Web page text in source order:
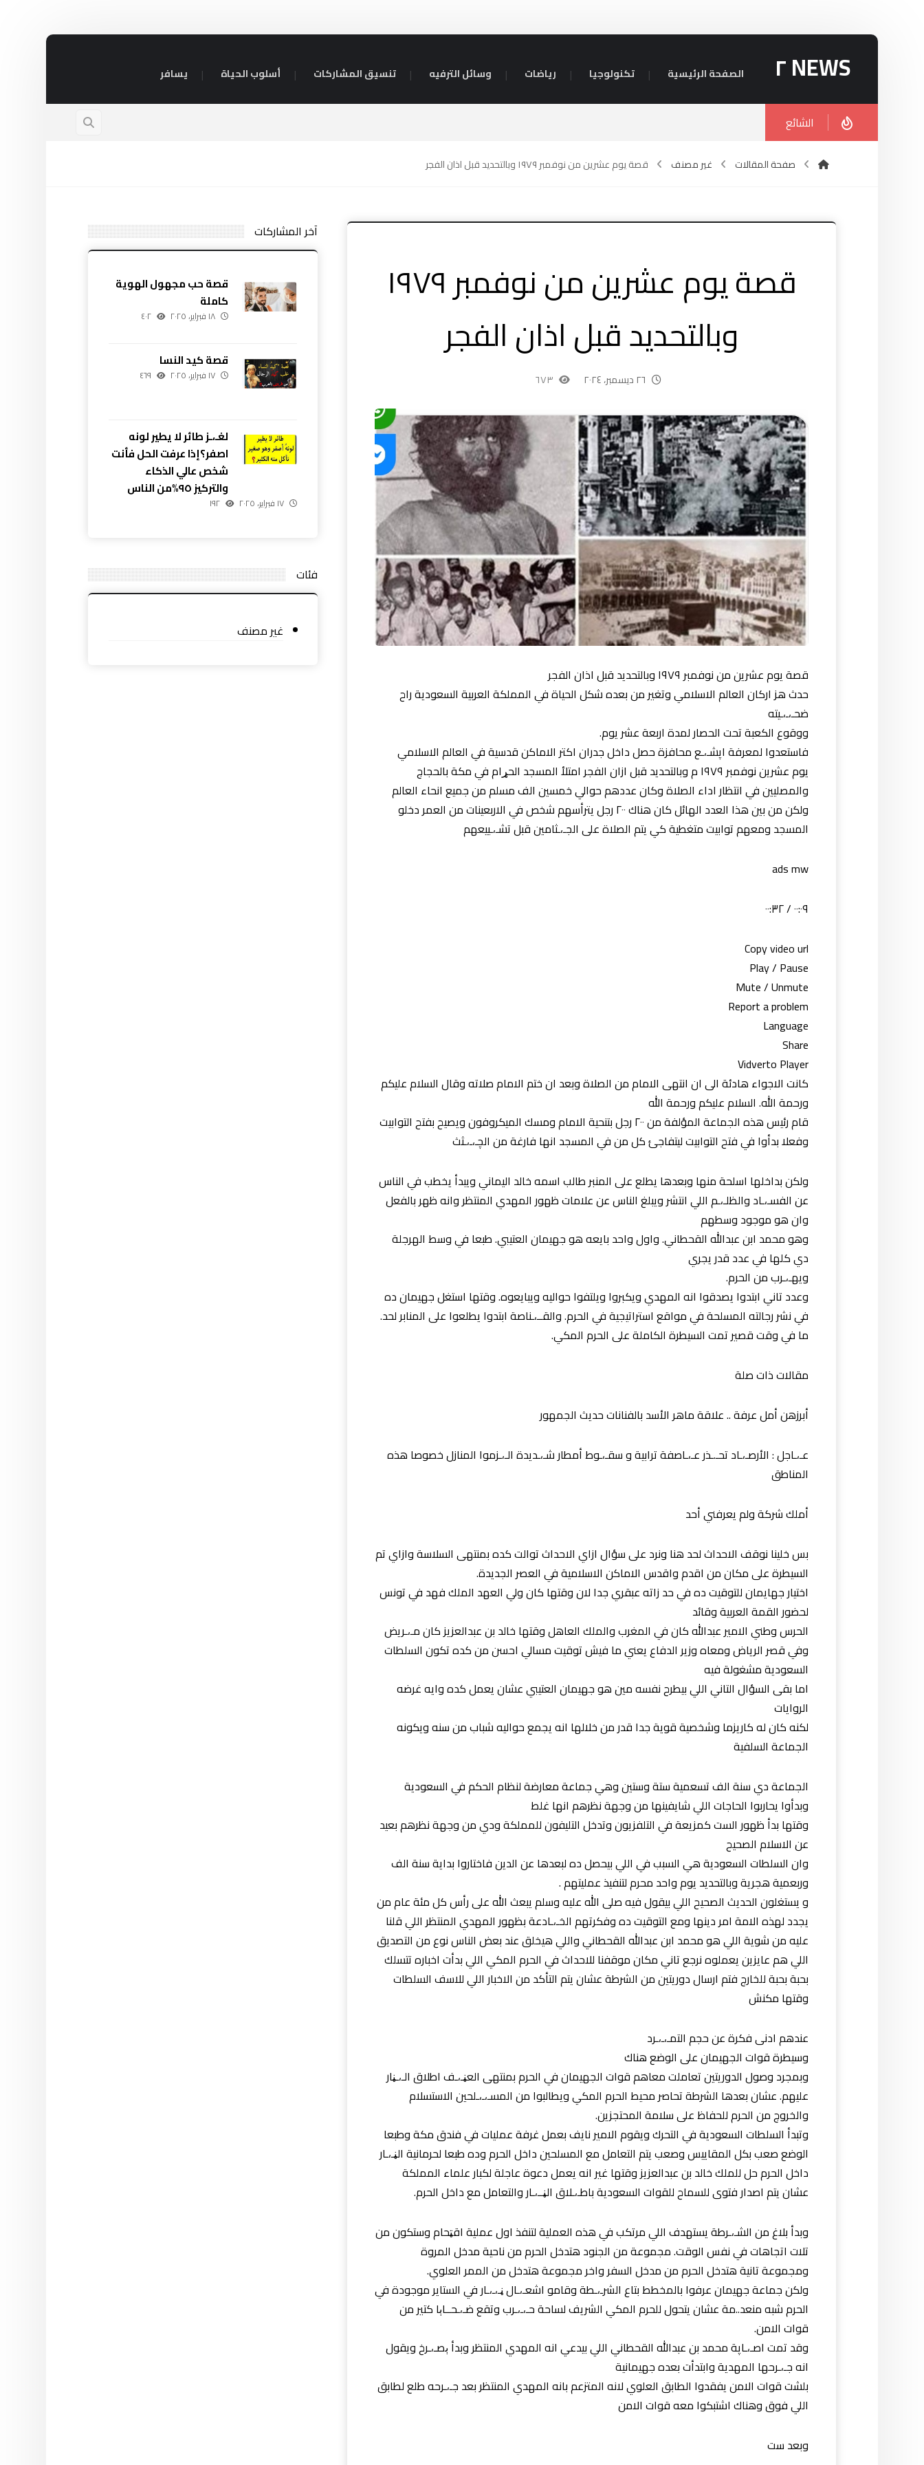
NEWS ٢ الصفحة الرئيسية تكنولوجيا رياضات وسائل الترفيه تنسيق المشاركات أسلوب الحياة يسافر
الشائع
صفحة المقالات غير مصنف قصة يوم عشرين من نوفمبر ١٩٧٩ وبالتحديد قبل اذان الفجر
قصة يوم عشرين من نوفمبر ١٩٧٩
وبالتحديد قبل اذان الفجر
٢٦ ديسمبر، ٢٠٢٤ ٦٧٣
قصة يوم عشرين من نوفمبر ١٩٧٩ وبالتحديد قبل اذان الفجر
حدث هز اركان العالم الاسلامي وتغير من بعده شكل الحياة في المملكة العربية السعودية راح
ضحـ،ـ،ـيته
ووقوع الكعبة تحت الحصار لمدة اربعة عشر يوم.
فاستعدوا لمعرفة اپشـ،ـع محافزة حصل داخل جدران اكتر الاماكن قدسية في العالم الاسلامي
يوم عشرين نوفمبر ١٩٧٩ م وبالتحديد قبل ازان الفجر امتلأ المسجد الحړام في مكة بالحجاج
والمصليين في انتظار اداء الصلاة وكان عددهم حوالي خمسين الف مسلم من جميع انحاء العالم
ولكن من بين هذا العدد الهائل كان هناك ٢٠٠ رجل يترأسهم شخص في الاربعينات من العمر دخلو
المسجد ومعهم توابيت متغطية كي يتم الصلاة على الجـ،ـثامين قبل تشـ،ـييعهم
ads mw
٠٠:٠٩ / ٠٠:٣٢
Copy video url
Play / Pause
Mute / Unmute
Report a problem
Language
Share
Vidverto Player
كانت الاجواء هادئة الى ان انتهى الامام من الصلاة وبعد ان ختم الامام صلاته وقال السلام عليكم
ورحمة الله. السلام عليكم ورحمة الله
قام رئيس هذه الجماعة المؤلفة من ٢٠٠ رجل بتنحية الامام ومسك الميكروفون ويصيح بفتح التوابيت
وفعلا بدأوا في فتح التوابيت ليتفاجئ كل من في المسجد انها فارغة من الچـ،ـ،ـثث
ولكن بداخلها اسلحة منها وبعدها يطلع على المنبر طالب اسمه خالد اليماني ويبدأ يخطب في الناس
عن الفسـ،ـاد والظلـ،ـم اللي انتشر ويبلغ الناس عن علامات ظهور المهدي المنتظر وانه ظهر بالفعل
وان هو موجود وسطهم
وهو محمد ابن عبدالله القحطاني. واول واحد بايعه هو جهيمان العتيبي. طبعا في وسط الهرجلة
دي كلها في عدد قدر يجري
ويهـ،ـرب من الحرم.
وعدد تاني ابتدوا يصدقوا انه المهدي ويكبروا ويلتفوا حواليه ويبايعوه. وقتها استغل جهيمان ده
في نشر رجالته المسلحة في مواقع استراتيجية في الحرم. والقــ،ـناصة ابتدوا يطلعوا على المنابر لحد.
ما في وقت قصير تمت السيطرة الكاملة على الحرم المكي.
مقالات ذات صلة
أبرزهن أمل عرفة .. علاقة ماهر الأسد بالفنانات حديث الجمهور
عـ،ـاجل : الأرصـ،ـاد تحـ.ـذر عـ،ـاصفة ترابية و سقـ،ـوط أمطار شـ،ـديدة الـ،ـزموا المنازل خصوصا هذه
المناطق
أملك شركة ولم يعرفني أحد
بس خلينا نوقف الاحداث لحد هنا ونرد على سؤال ازاي الاحداث توالت كده بمنتهى السلاسة وازاي تم
السيطرة على مكان من اقدم واقدس الاماكن الاسلامية في العصر الجديدة.
اختيار جهايمان للتوقيت ده في حد زاته عبقري جدا لان وقتها كان ولي العهد الملك فهد في تونس
لحضور القمة العربية وقائد
الحرس وطني الامير عبدالله كان في المغرب والملك العاهل وقتها خالد بن عبدالعزيز كان مـ،ـريض
وفي قصر الرياض ومعاه وزير الدفاع يعني ما فيش توقيت مسالي احسن من كده تكون السلطات
السعودية مشغولة فيه
اما بقى السؤال التاني اللي بيطرح نفسه مين هو جهيمان العتيبي عشان يعمل كده وايه غرضه
الروايات
لكنه كان له كاريزما وشخصية قوية جدا قدر من خلالها انه يجمع حواليه شباب من سنه ويكونه
الجماعة السلفية
الجماعة دي سنة الف تسعمية ستة وستين وهي جماعة معارضة لنظام الحكم في السعودية
وبدأوا يحاربوا الحاجات اللي شايفينها من وجهة نظرهم انها غلط
وقتها بدأ ظهور الست كمزيعة في التلفزيون وتدخل التليفون للمملكة ودي من وجهة نظرهم بعيد
عن الاسلام الصحيح
وان السلطات السعودية هي السبب في اللي بيحصل ده لبعدها عن الدين فاختاروا بداية سنة الف
وربعمية هجرية وبالتحديد يوم واحد محرم لتنفيذ عمليتهم .
و يستغلون الحديث الصحيح اللي بيقول فيه صلى الله عليه وسلم يبعث الله على رأس كل مئة عام من
يجدد لهذه الامة امر دينها ومع التوقيت ده وفكرتهم الخـ،ـادعة بظهور المهدي المنتظر اللي قلنا
عليه من شوية اللي هو محمد ابن عبدالله القحطاني واللي هيخلق عند بعض الناس نوع من التصديق
اللي هم عايزين يعملوه نرجع تاني مكان موقفنا للاحداث في الحرم المكي اللي بدأت اخباره تتسلك
بحبة بحبة للخارج فتم ارسال دوريتين من الشرطة عشان يتم التأكد من الاخبار اللي للاسف السلطات
وقتها مكنش
عندهم ادنى فكرة عن حجم التمـ،ـ،ـرد
وسيطرة قوات الجهيمان على الوضع هناك
وبمجرد وصول الدوريتين تعاملت معاهم قوات الجهيمان في الحرم بمنتهى العڼـ،ـف اطلاق الـ،ـڼار
عليهم. عشان بعدها الشرطة تحاصر محيط الحرم المكي ويطالبوا من المسـ،ـ،ـلحين الاستسلام
والخروج من الحرم للحفاظ على سلامة المحتجزين.
وتبدأ السلطات السعودية في التحرك ويقوم الامير نايف بعمل غرفة عمليات في فندق مكة وطبعا
الوضع صعب بكل المقاييس وصعب يتم التعامل مع المسلحين داخل الحرم وده طبعا لحرمانية الڼـ،ـار
داخل الحرم حل للملك خالد بن عبدالعزيز وقتها غير انه يعمل دعوة عاجلة لكبار علماء المملكة
عشان يتم اصدار فتوى للسماح للقوات السعودية باطـ،ـلاق الڼــ،ـار والتعامل مع داخل الحرم.
وبدأ بلاغ من الشـ،ـرطة يستهدف اللي مرتكب في هذه العملية لتنفذ اول عملية اقټحام وستكون من
تلات اتجاهات في نفس الوقت. مجموعة من الجنود هتدخل الحرم من ناحية مدخل المروة
ومجموعة تانية هتدخل الحرم من مدخل السفر واخر مجموعة هتدخل من الممر العلوي.
ولكن جماعة جهيمان عرفوا بالمخطط بتاع الشرـ،ـطة وقامو اشعـ،ـال ڼـ،ـ،ـار في الستاير موجودة في
الحرم شبه منعد..مة عشان يتحول للحرم المكي الشريف لساحة حـ،ـ،ـرب وتقع ضـ،ـحــاېا كتير من
قوات الامن.
وقد تمت اصـ،ـاپة محمد بن عبدالله القحطاني اللي بيدعي انه المهدي المنتظر وبدأ ېصـ،ـرخ ويقول
انه جـ،ـرحها المهدية وابتدأت بعده جهيمانية
بلشت قوات الامن يفقدوا الطابق العلوي لانه المتزعم بانه المهدي المنتظر بعد جـ،ـرحه طلع لطابق
اللي فوق وهناك اشتبكوا معه قوات الامن
وبعد ست
آخر المشاركات
قصة حب مجهول الهوية
كاملة
١٨ فبراير، ٢٠٢٥ ٤٠٢
قصة كيد النسا
١٧ فبراير، ٢٠٢٥ ٤٦٩
لغـ،ـز طائر لا يطير لونه
اصفر؟إذا عرفت الحل فأنت
شخص عالي الذكاء
والتركيز ٩٥%من الناس
١٧ فبراير، ٢٠٢٥ ١٩٢
فئات
غير مصنف